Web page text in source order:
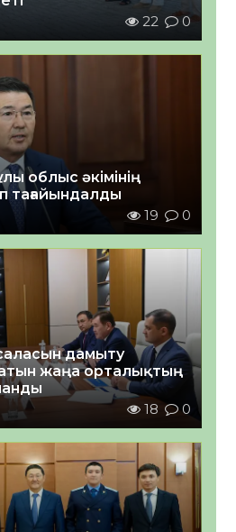
22 0
облыс әкімінің
тағайындалды
19 0
дамыту
жаңа орталықтың
18 0